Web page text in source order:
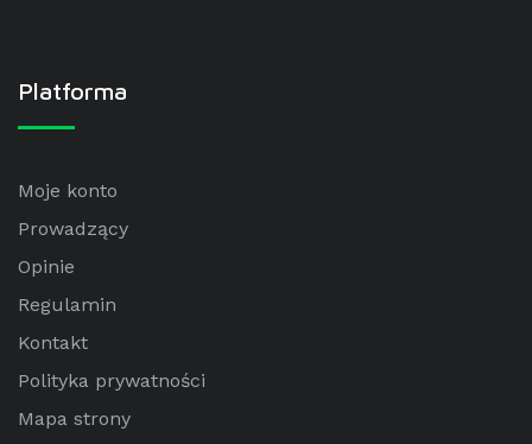
Platforma
Moje konto
Prowadzący
Opinie
Regulamin
Kontakt
Polityka prywatności
Mapa strony